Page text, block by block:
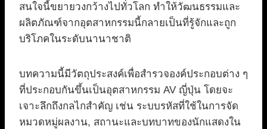
สนใจนี้ขยายวงกว้างไปทั่วโลก ทำให้วัฒนธรรมและ
ผลิตภัณฑ์จากอุตสาหกรรมนี้กลายเป็นที่รู้จักและถูก
บริโภคในระดับนานาชาติ
บทความนี้มีวัตถุประสงค์เพื่อสำรวจองค์ประกอบต่าง ๆ
ที่ประกอบกันขึ้นเป็นอุตสาหกรรม AV ญี่ปุ่น โดยจะ
เจาะลึกถึงกลไกสำคัญ เช่น ระบบรหัสที่ใช้ในการจัด
หมวดหมู่ผลงาน, สถานะและบทบาทของนักแสดงใน